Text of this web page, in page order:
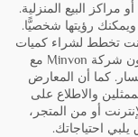
مراكز البيع المنزلية.
على محولات بقدرة 3500 واط، ويمكنك رؤيتها شخصيًّا.
تخطط لشراء كميات
كبيرة، فاستفسر عن خصومات الجملة. وتتعاون شركة Minvon مع
كما أن المعارض
والاطلاع على
أو من المتجر،
احتياجاتك.